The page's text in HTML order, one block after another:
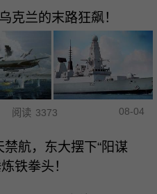
克兰的末路狂飙！
阅读 3373 08-04
禁航，东大摆下“阳谋
铁拳头！